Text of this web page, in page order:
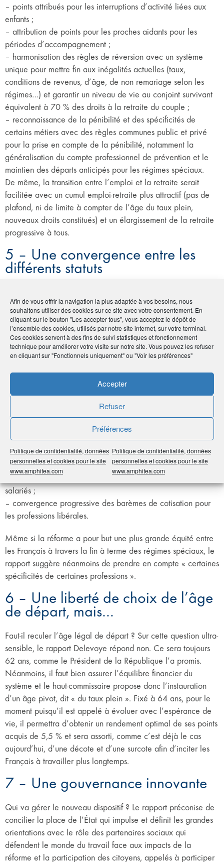
Afin de vous offrir la navigation la plus adaptée à vos besoins, nous
souhaitons utiliser des cookies sur ce site avec votre consentement. En
cliquant sur le bouton "Les accepter tous", vous acceptez le dépôt de
l’ensemble des cookies, utilisés par notre site internet, sur votre terminal.
Ces cookies servent à des fins de suivi statistiques et fonctionnement
technique pour améliorer votre visite sur notre site. Vous pouvez les refuser
en cliquant sur "Fonctionnels uniquement" ou "Voir les préférences"
Accepter
Refuser
Préférences
Politique de confidentialité, données
personnelles et cookies pour le site
www.amphitea.com
Politique de confidentialité, données
personnelles et cookies pour le site
www.amphitea.com
– points attribués pour les interruptions d’activité liées aux
enfants ;
– attribution de points pour les proches aidants pour les
périodes d’accompagnement ;
– harmonisation des règles de réversion avec un système
unique pour mettre fin aux inégalités actuelles (taux,
conditions de revenus, d’âge, de non remariage selon les
régimes…) et garantir un niveau de vie au conjoint survivant
équivalent à 70 % des droits à la retraite du couple ;
– reconnaissance de la pénibilité et des spécificités de
certains métiers avec des règles communes public et privé
pour la prise en compte de la pénibilité, notamment la
généralisation du compte professionnel de prévention et le
maintien des départs anticipés pour les régimes spéciaux.
De même, la transition entre l’emploi et la retraite serait
facilitée avec un cumul emploi-retraite plus attractif (pas de
plafond, ni de limite à compter de l’âge du taux plein,
nouveaux droits constitués) et un élargissement de la retraite
progressive à tous.
5 – Une convergence entre les
différents statuts
uniformisés avec un taux global unique de 28,12%, réparti à
60%/40% entre les employeurs et les salariés.
Les assiettes de cotisation devraient elles aussi converger,
avec notamment une prise en compte des primes des
fonctionnaires et des régimes spéciaux pour le calcul des
Concernant les travailleurs non-salariés, un équilibre sera
recherché via un aménagement du barème de cotisation :
– taux de cotisation identique aux salariés ;
– barème des cotisations dégressif pour préserver l’équilibre
économique des indépendants ;
– acquisition d’un minimum de droits annuels pour les faibles
revenus ;
salariés ;
– convergence progressive des barèmes de cotisation pour
les professions libérales.
Même si la réforme a pour but une plus grande équité entre
les Français à travers la fin à terme des régimes spéciaux, le
rapport suggère néanmoins de prendre en compte « certaines
spécificités de certaines professions ».
6 – Une liberté de choix de l’âge
de départ, mais…
Faut-il reculer l’âge légal de départ ? Sur cette question ultra-
sensible, le rapport Delevoye répond non. Ce sera toujours
62 ans, comme le Président de la République l’a promis.
Néanmoins, il faut bien assurer l’équilibre financier du
système et le haut-commissaire propose donc l’instauration
d’un âge pivot, dit « du taux plein ». Fixé à 64 ans, pour le
moment puisqu’il est appelé à évoluer avec l’espérance de
vie, il permettra d’obtenir un rendement optimal de ses points
acquis de 5,5 % et sera assorti, comme c’est déjà le cas
aujourd’hui, d’une décote et d’une surcote afin d’inciter les
Français à travailler plus longtemps.
7 – Une gouvernance innovante
Qui va gérer le nouveau dispositif ? Le rapport préconise de
concilier la place de l’État qui impulse et définit les grandes
orientations avec le rôle des partenaires sociaux qui
défendent le monde du travail face aux impacts de la
réforme et la participation des citoyens, appelés à participer